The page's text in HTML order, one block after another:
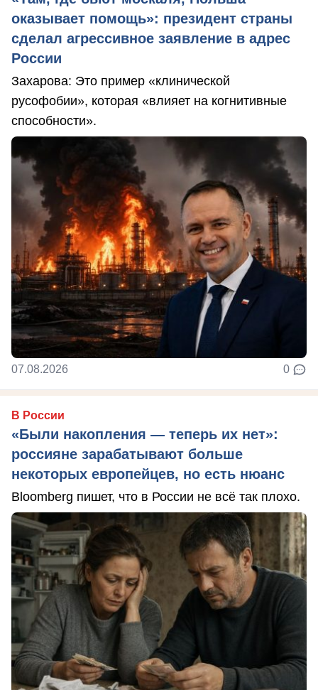
оказывает помощь»: президент страны
сделал агрессивное заявление в адрес
России
Захарова: Это пример «клинической
русофобии», которая «влияет на когнитивные
способности».
07.08.2026 0
В России
«Были накопления — теперь их нет»:
россияне зарабатывают больше
некоторых европейцев, но есть нюанс
Bloomberg пишет, что в России не всё так плохо.